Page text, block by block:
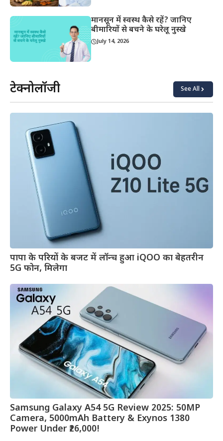
मानसून में स्वस्थ कैसे रहें? जानिए
बीमारियों से बचने के घरेलू नुस्खे
July 14, 2026
टेक्नोलॉजी See All
पापा के परियों के बजट में लॉन्च हुआ iQOO का बेहतरीन
5G फोन, मिलेगा
Samsung Galaxy A54 5G Review 2025: 50MP
Camera, 5000mAh Battery & Exynos 1380
Power Under ₹26,000!